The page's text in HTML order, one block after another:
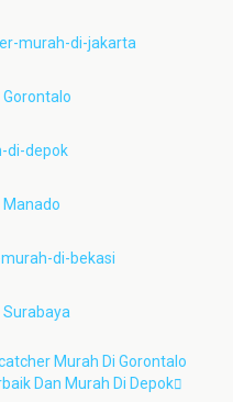
Surabaya
Murah Di Gorontalo
Dan Murah Di Depok